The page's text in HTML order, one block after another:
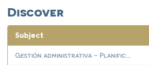
Discover
Subject
Gestión administrativa - Planific...